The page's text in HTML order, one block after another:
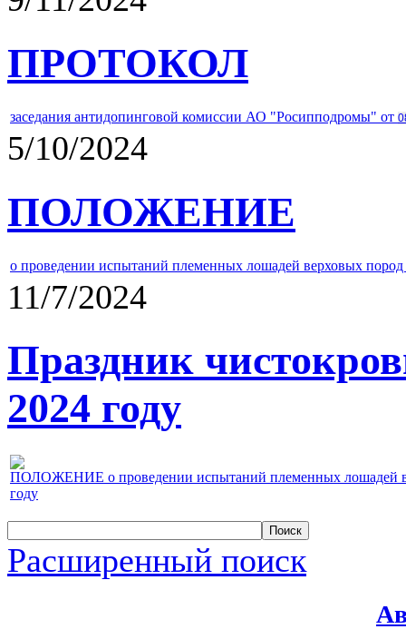
ПРОТОКОЛ
заседания антидопинговой комиссии АО "Росипподромы" от
5/10/2024
ПОЛОЖЕНИЕ
о проведении испытаний племенных лошадей верховых
11/7/2024
Праздник
2024 году
ПОЛОЖЕНИЕ о проведении испытаний племенных лошадей
году
Расширенный поиск